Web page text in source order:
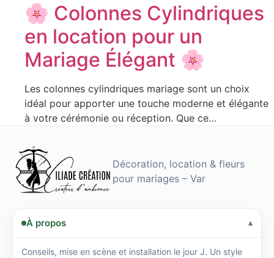
🌸 Colonnes Cylindriques
en location pour un
Mariage Élégant 🌸
Les colonnes cylindriques mariage sont un choix
idéal pour apporter une touche moderne et élégante
à votre cérémonie ou réception. Que ce…
Décoration, location & fleurs
pour mariages – Var
À propos
Conseils, mise en scène et installation le jour J. Un style